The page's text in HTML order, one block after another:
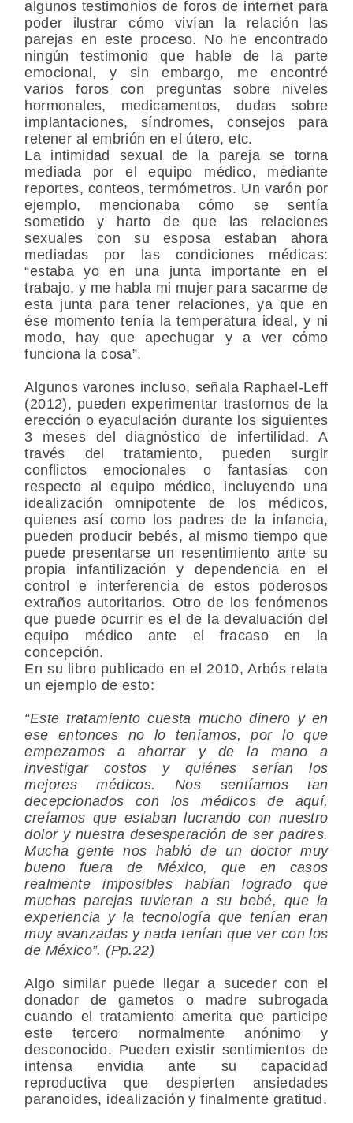
algunos testimonios de foros de internet para
poder ilustrar cómo vivían la relación las
parejas en este proceso. No he encontrado
ningún testimonio que hable de la parte
emocional, y sin embargo, me encontré
varios foros con preguntas sobre niveles
hormonales, medicamentos, dudas sobre
implantaciones, síndromes, consejos para
retener al embrión en el útero, etc.
La intimidad sexual de la pareja se torna
mediada por el equipo médico, mediante
reportes, conteos, termómetros. Un varón por
ejemplo, mencionaba cómo se sentía
sometido y harto de que las relaciones
sexuales con su esposa estaban ahora
mediadas por las condiciones médicas:
“estaba yo en una junta importante en el
trabajo, y me habla mi mujer para sacarme de
esta junta para tener relaciones, ya que en
ése momento tenía la temperatura ideal, y ni
modo, hay que apechugar y a ver cómo
funciona la cosa”.
Algunos varones incluso, señala Raphael-Leff
(2012), pueden experimentar trastornos de la
erección o eyaculación durante los siguientes
3 meses del diagnóstico de infertilidad. A
través del tratamiento, pueden surgir
conflictos emocionales o fantasías con
respecto al equipo médico, incluyendo una
idealización omnipotente de los médicos,
quienes así como los padres de la infancia,
pueden producir bebés, al mismo tiempo que
puede presentarse un resentimiento ante su
propia infantilización y dependencia en el
control e interferencia de estos poderosos
extraños autoritarios. Otro de los fenómenos
que puede ocurrir es el de la devaluación del
equipo médico ante el fracaso en la
concepción.
En su libro publicado en el 2010, Arbós relata
un ejemplo de esto:
“Este tratamiento cuesta mucho dinero y en
ese entonces no lo teníamos, por lo que
empezamos a ahorrar y de la mano a
investigar costos y quiénes serían los
mejores médicos. Nos sentíamos tan
decepcionados con los médicos de aquí,
creíamos que estaban lucrando con nuestro
dolor y nuestra desesperación de ser padres.
Mucha gente nos habló de un doctor muy
bueno fuera de México, que en casos
realmente imposibles habían logrado que
muchas parejas tuvieran a su bebé, que la
experiencia y la tecnología que tenían eran
muy avanzadas y nada tenían que ver con los
de México”. (Pp.22)
Algo similar puede llegar a suceder con el
donador de gametos o madre subrogada
cuando el tratamiento amerita que participe
este tercero normalmente anónimo y
desconocido. Pueden existir sentimientos de
intensa envidia ante su capacidad
reproductiva que despierten ansiedades
paranoides, idealización y finalmente gratitud.